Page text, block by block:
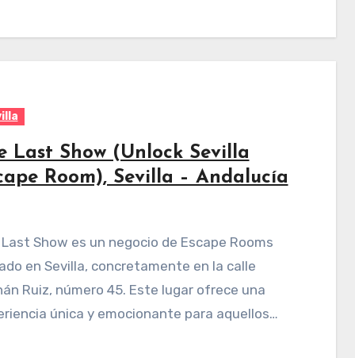
Last Show (Unlock Sevilla
Room), Sevilla – Andalucía
en Sevilla, concretamente en la calle
Ruiz, número 45. Este lugar ofrece una
única y emocionante para aquellos…